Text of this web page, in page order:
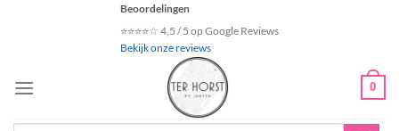
Beoordelingen
⭐⭐⭐⭐☆ 4,5 / 5 op Google Reviews
Bekijk onze reviews
0